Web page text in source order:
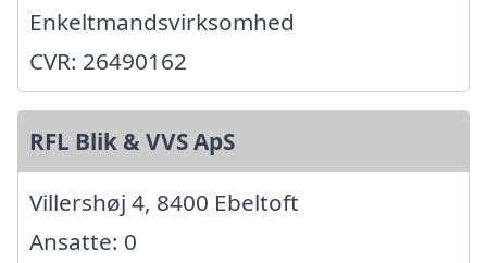
Enkeltmandsvirksomhed
CVR: 26490162
RFL Blik & VVS ApS
Villershøj 4, 8400 Ebeltoft
Ansatte: 0